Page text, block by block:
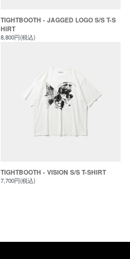
TIGHTBOOTH - JAGGED LOGO S/S T-S
HIRT
8,800円(税込)
TIGHTBOOTH - VISION S/S T-SHIRT
7,700円(税込)